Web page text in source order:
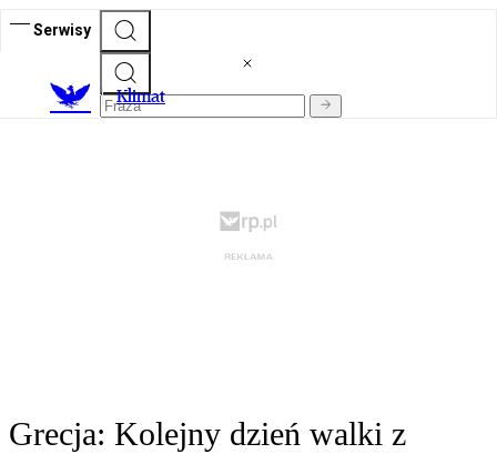
Serwisy
Klimat
Grecja: Kolejny dzień walki z